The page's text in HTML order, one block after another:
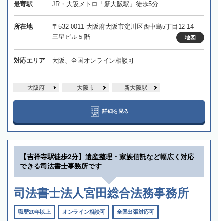
最寄駅 JR・大阪メトロ「新大阪駅」徒歩5分
所在地
〒532-0011 大阪府大阪市淀川区西中島5丁目12-14
三星ビル５階
地図
対応エリア 大阪、全国オンライン相談可
大阪府 大阪市 新大阪駅
詳細を見る
【吉祥寺駅徒歩2分】遺産整理・家族信託など幅広く対応
できる司法書士事務所です
司法書士法人宮田総合法務事務所
職歴20年以上 オンライン相談可 全国出張対応可